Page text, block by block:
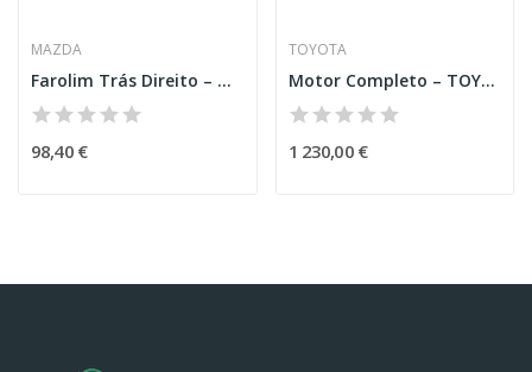
MAZDA
Farolim Trás Direito – MAZDA 6 HATCHBACK (GH)
98,40 €
TOYOTA
Motor Completo – TOYOTA AURIS (_E18_)
1 230,00 €